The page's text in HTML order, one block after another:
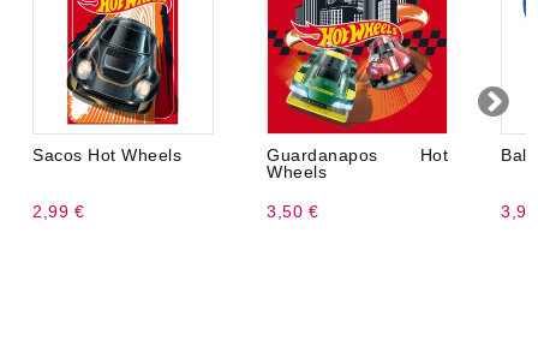
Sacos Hot Wheels
2,99 €
Guardanapos Hot
Wheels
3,50 €